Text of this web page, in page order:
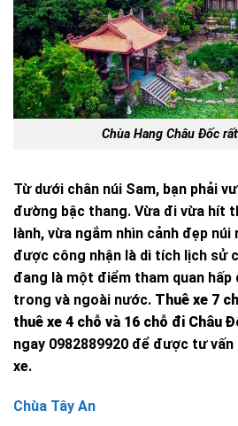
Chùa Hang Châu Đốc
Từ dưới chân núi Sam, bạn phải
đường bậc thang. Vừa đi vừa hít
lành, vừa ngắm nhìn cảnh đẹp núi
được công nhận là di tích lịch sử
đang là một điểm tham quan hấp
trong và ngoài nước. Thuê xe 7
thuê xe 4 chỗ và 16 chỗ đi Châu
ngay 0982889920 để được tư
xe.
Chùa Tây An